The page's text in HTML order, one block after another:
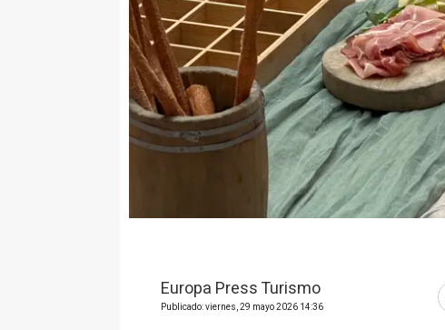
Europa Press Turismo
Publicado: viernes, 29 mayo 2026 14:36